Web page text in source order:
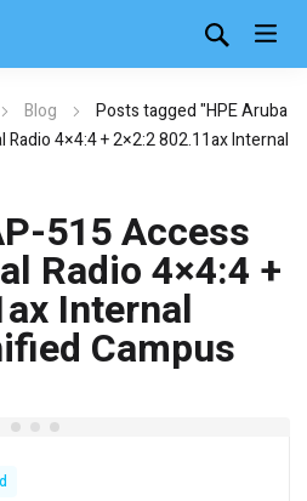
Blog
Posts tagged "HPE Aruba
4×4:4 + 2×2:2 802.11ax Internal
515 Access
Radio 4×4:4 +
Internal
Campus